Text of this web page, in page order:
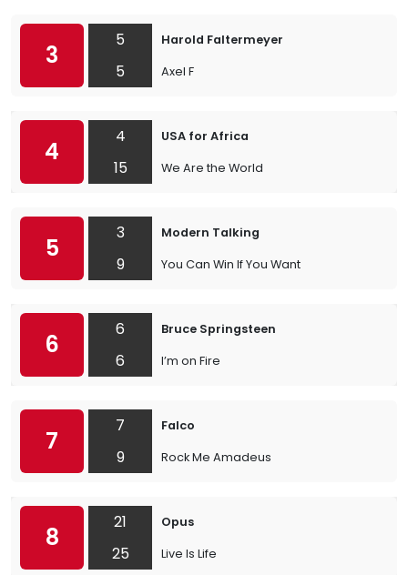
3
5
5
Harold Faltermeyer
Axel F
4
4
15
USA for Africa
We Are the World
5
3
9
Modern Talking
You Can Win If You Want
6
6
6
Bruce Springsteen
I’m on Fire
7
7
9
Falco
Rock Me Amadeus
8
21
25
Opus
Live Is Life